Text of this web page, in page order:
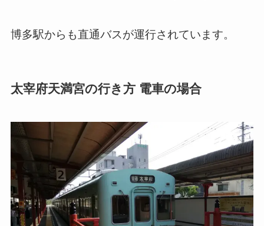
博多駅からも直通バスが運行されています。
太宰府天満宮の行き方 電車の場合